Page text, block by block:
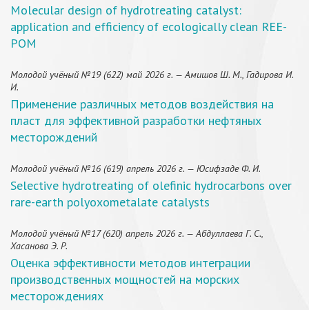
Molecular design of hydrotreating catalyst:
application and efficiency of ecologically clean REE-
POM
Молодой учёный №19 (622) май 2026 г. — Амишов Ш. М., Гадирова И.
И.
Применение различных методов воздействия на
пласт для эффективной разработки нефтяных
месторождений
Молодой учёный №16 (619) апрель 2026 г. — Юсифзаде Ф. И.
Selective hydrotreating of olefinic hydrocarbons over
rare-earth polyoxometalate catalysts
Молодой учёный №17 (620) апрель 2026 г. — Абдуллаева Г. С.,
Хасанова Э. Р.
Оценка эффективности методов интеграции
производственных мощностей на морских
месторождениях